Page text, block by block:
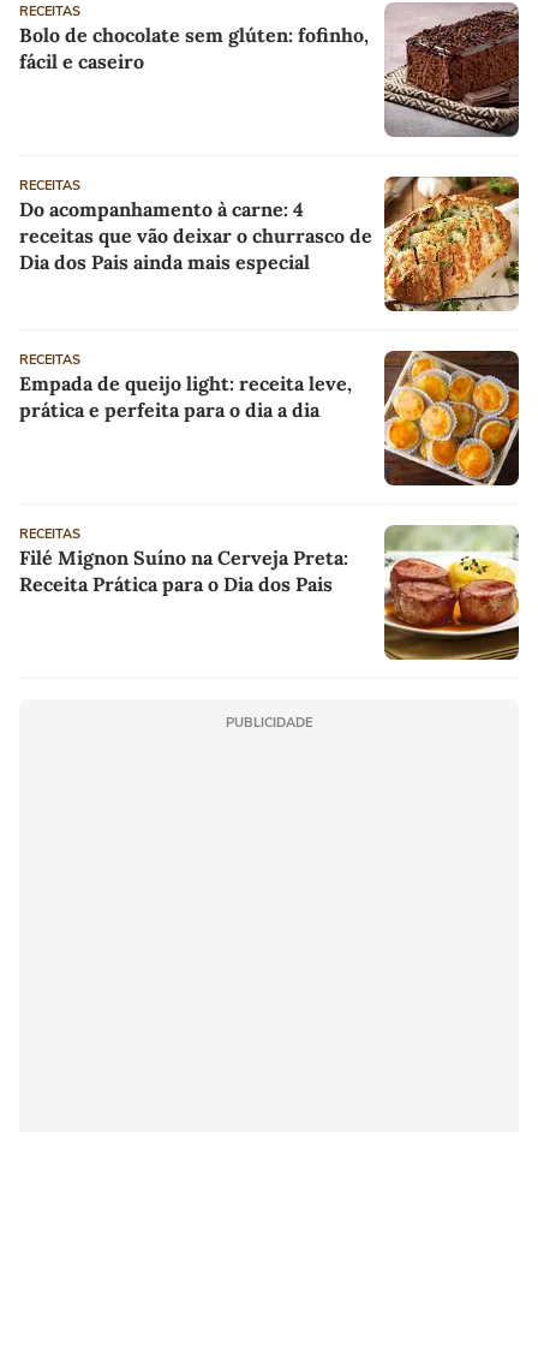
RECEITAS
Bolo de chocolate sem glúten: fofinho,
fácil e caseiro
RECEITAS
Do acompanhamento à carne: 4
receitas que vão deixar o churrasco de
Dia dos Pais ainda mais especial
RECEITAS
Empada de queijo light: receita leve,
prática e perfeita para o dia a dia
RECEITAS
Filé Mignon Suíno na Cerveja Preta:
Receita Prática para o Dia dos Pais
PUBLICIDADE